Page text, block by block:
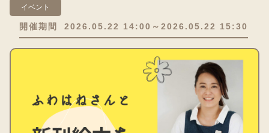
イベント
開催期間 2026.05.22 14:00～2026.05.22 15:30